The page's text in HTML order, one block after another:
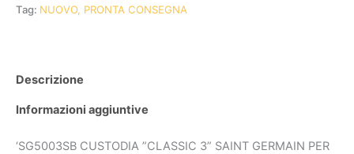
Tag: NUOVO, PRONTA CONSEGNA
Descrizione
Informazioni aggiuntive
‘SG5003SB CUSTODIA ”CLASSIC 3” SAINT GERMAIN PER